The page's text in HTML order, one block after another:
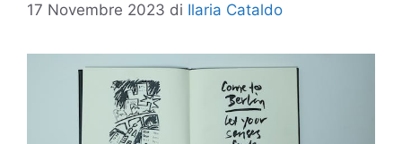
17 Novembre 2023 di Ilaria Cataldo